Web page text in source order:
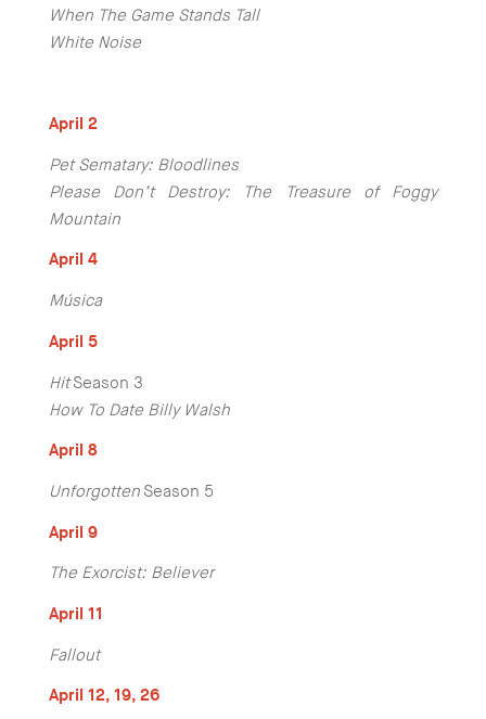
When The Game Stands Tall
White Noise
April 2
Pet Sematary: Bloodlines
Please Don’t Destroy: The Treasure of Foggy
Mountain
April 4
Música
April 5
HitSeason 3
How To Date Billy Walsh
April 8
UnforgottenSeason 5
April 9
The Exorcist: Believer
April 11
Fallout
April 12, 19, 26